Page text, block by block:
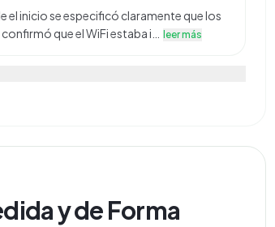
el inicio se especificó claramente que los
que el WiFi estaba i…
leer más
y de Forma